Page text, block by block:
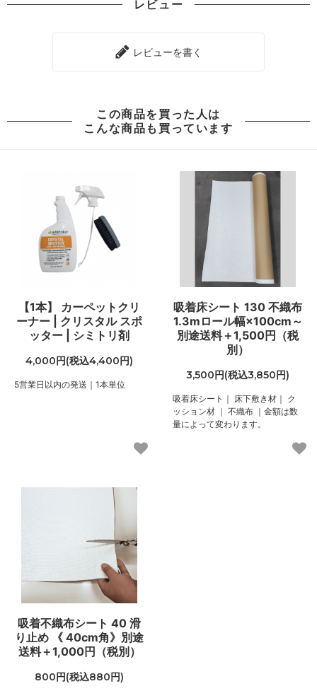
レビュー
レビューを書く
この商品を買った人は
こんな商品も買っています
【1本】 カーペットクリ
ーナー | クリスタル スポ
ッター | シミトリ剤
4,000円(税込4,400円)
5営業日以内の発送｜1本単位
吸着床シート 130 不織布
1.3mロール幅×100cm～
別途送料＋1,500円（税
別）
3,500円(税込3,850円)
吸着床シート｜ 床下敷き材｜ ク
ッション材 ｜ 不織布 ｜金額は数
量によって変わります。
吸着不織布シート 40 滑
り止め 《 40cm角》別途
送料＋1,000円（税別）
800円(税込880円)